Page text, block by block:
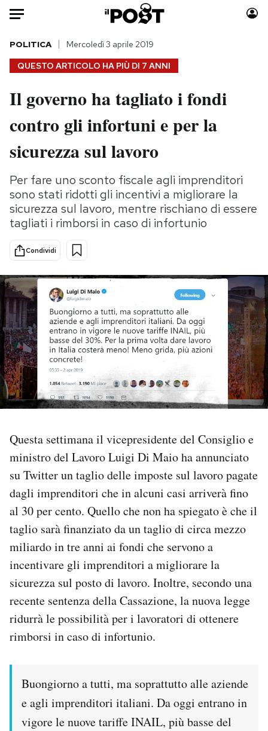
Auto
HOME
Italia
Politica
Tecnologia
Scienza
Economia
Sport
Moda
Consumismi
Storie/Idee
Media
Europa
Altrecose
PODCAST
NEWSLETTER
I MIEI PREFERITI
SHOP
AREA PERSONALE
Area Personale
Newsletter
Notifiche mobile
Regala il Post
QUESTO ARTICOLO HA PIÙ DI 7 ANNI
POLITICA Mercoledì 3 aprile 2019
Il governo ha tagliato i fondi
contro gli infortuni e per la
sicurezza sul lavoro
Per fare uno sconto fiscale agli imprenditori
sono stati ridotti gli incentivi a migliorare la
sicurezza sul lavoro, mentre rischiano di essere
tagliati i rimborsi in caso di infortunio
Condividi
Questa settimana il vicepresidente del Consiglio e
ministro del Lavoro Luigi Di Maio ha annunciato
su Twitter un taglio delle imposte sul lavoro pagate
dagli imprenditori che in alcuni casi arriverà fino
al 30 per cento. Quello che non ha spiegato è che il
taglio sarà finanziato da un taglio di circa mezzo
miliardo in tre anni ai fondi che servono a
incentivare gli imprenditori a migliorare la
sicurezza sul posto di lavoro. Inoltre, secondo una
recente sentenza della Cassazione, la nuova legge
ridurrà le possibilità per i lavoratori di ottenere
rimborsi in caso di infortunio.
Buongiorno a tutti, ma soprattutto alle aziende
e agli imprenditori italiani. Da oggi entrano in
vigore le nuove tariffe INAIL, più basse del